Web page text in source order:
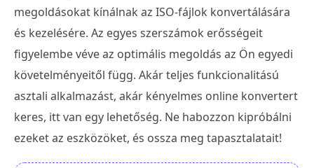
megoldásokat kínálnak az ISO-fájlok konvertálására
és kezelésére. Az egyes szerszámok erősségeit
figyelembe véve az optimális megoldás az Ön egyedi
követelményeitől függ. Akár teljes funkcionalitású
asztali alkalmazást, akár kényelmes online konvertert
keres, itt van egy lehetőség. Ne habozzon kipróbálni
ezeket az eszközöket, és ossza meg tapasztalatait!